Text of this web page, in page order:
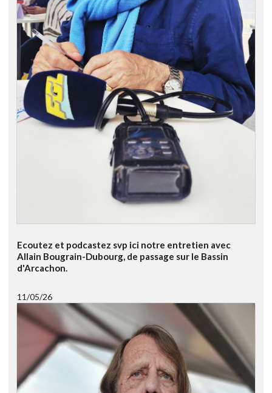
Ecoutez et podcastez svp ici notre entretien avec
Allain Bougrain-Dubourg, de passage sur le Bassin
d'Arcachon.
11/05/26